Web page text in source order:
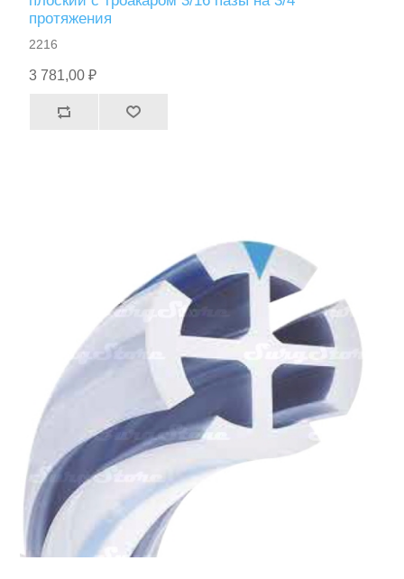
протяжения
2216
3 781,00 ₽